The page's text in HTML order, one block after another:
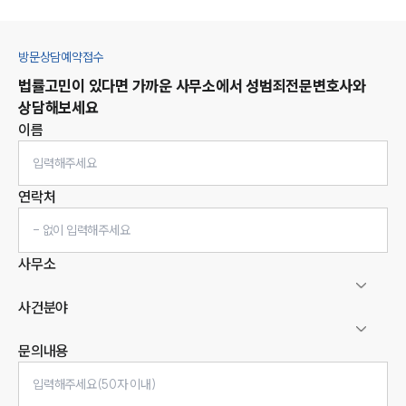
방문상담예약접수
법률고민이 있다면 가까운 사무소에서 성범죄전문변호사와
상담해보세요
이름
연락처
사무소
사건분야
문의내용